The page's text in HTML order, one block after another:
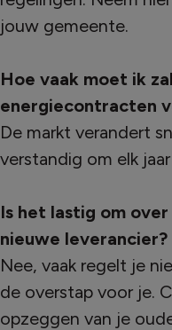
jouw gemeente.
Hoe vaak moet ik
energiecontracten
De markt verandert
verstandig om elk
Is het lastig om
nieuwe leverancier?
Nee, vaak regelt je
de overstap voor je.
opzeggen van je